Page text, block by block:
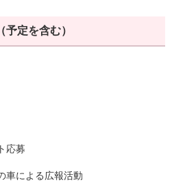
定を含む）
応募
車による広報活動